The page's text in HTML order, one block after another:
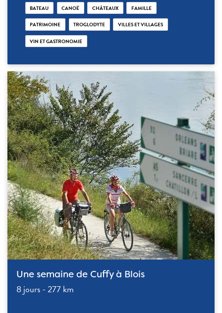
BATEAU CANOË CHÂTEAUX FAMILLE
PATRIMOINE TROGLODYTE VILLES ET VILLAGES
VIN ET GASTRONOMIE
Une semaine de Cuffy à Blois
8 jours - 277 km